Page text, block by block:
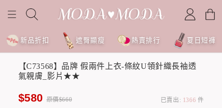
新品折扣 遮臀顯瘦 熱賣排行 夏日短褲
【C73568】品牌 假兩件上衣-條紋U領針織長袖透
氣親膚_影片★★
$580 原價$660 已賣出: 1366 件